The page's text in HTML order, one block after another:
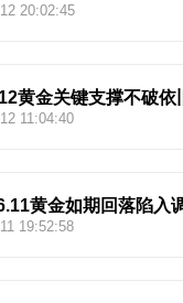
20:02:45
黄金关键支撑不破
11:04:40
黄金如期回落陷入
19:52:58